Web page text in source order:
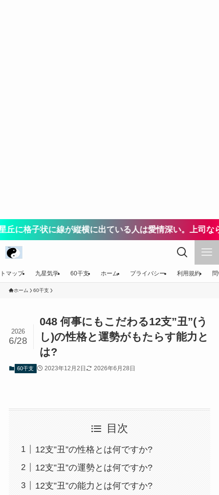
状に線が縦横に出ている人は愛情深い。上司なら配慮が
マップ 九星気学 60干支 ホーム プライバシー 利用規約
ホーム 60干支
048 何事にもこだわる12支”丑”(う
し)の性格と運勢がもたらす能力と
は?
2026
6/28
60干支 2023年12月2日 2026年6月28日
目次
12支”丑”の性格とは何ですか?
12支”丑”の運勢とは何ですか?
12支”丑”の能力とは何ですか?